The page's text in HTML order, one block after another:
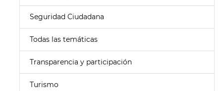
Seguridad Ciudadana
Todas las temáticas
Transparencia y participación
Turismo